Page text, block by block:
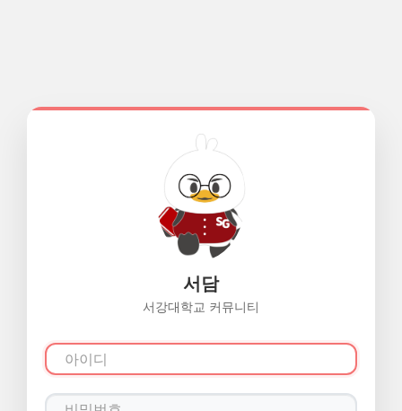
서담
서강대학교 커뮤니티